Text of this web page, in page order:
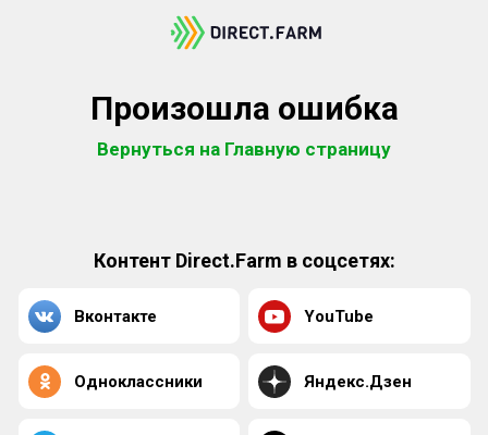
Произошла ошибка
Вернуться на Главную страницу
Контент Direct.Farm в соцсетях:
Вконтакте YouTube
Одноклассники Яндекс.Дзен